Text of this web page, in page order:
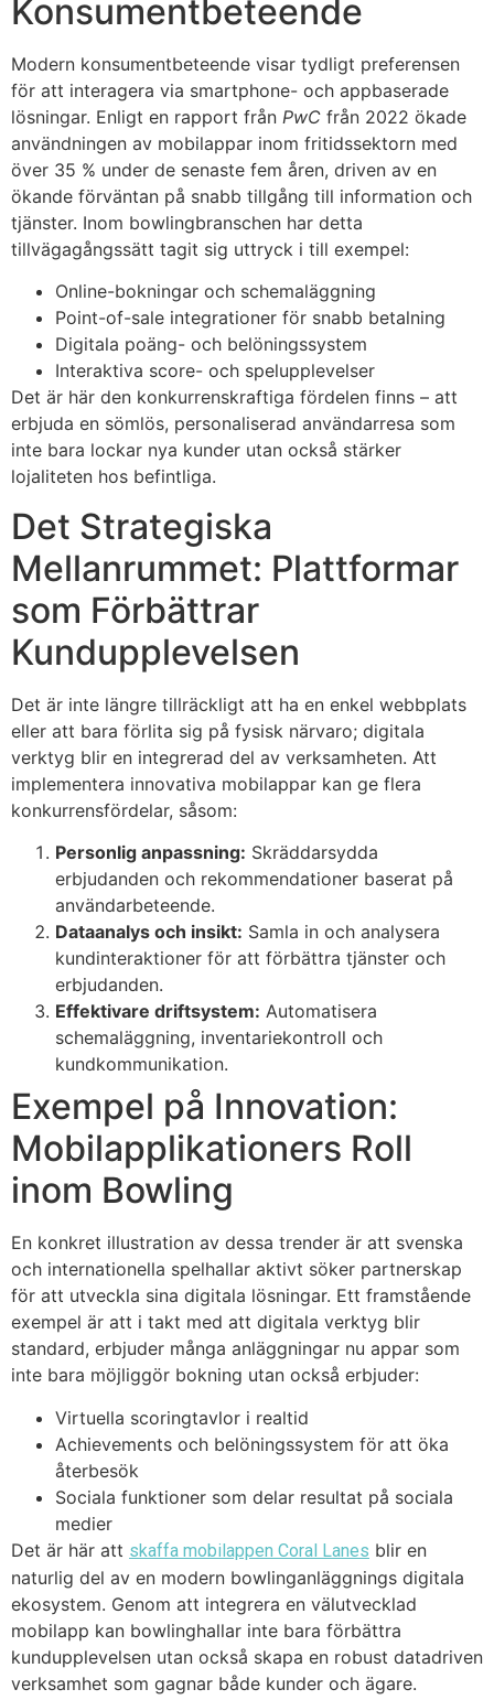
Konsumentbeteende
Modern konsumentbeteende visar tydligt preferensen
för att interagera via smartphone- och appbaserade
lösningar. Enligt en rapport från PwC från 2022 ökade
användningen av mobilappar inom fritidssektorn med
över 35 % under de senaste fem åren, driven av en
ökande förväntan på snabb tillgång till information och
tjänster. Inom bowlingbranschen har detta
tillvägagångssätt tagit sig uttryck i till exempel:
Online-bokningar och schemaläggning
Point-of-sale integrationer för snabb betalning
Digitala poäng- och belöningssystem
Interaktiva score- och spelupplevelser
Det är här den konkurrenskraftiga fördelen finns – att
erbjuda en sömlös, personaliserad användarresa som
inte bara lockar nya kunder utan också stärker
lojaliteten hos befintliga.
Det Strategiska
Mellanrummet: Plattformar
som Förbättrar
Kundupplevelsen
Det är inte längre tillräckligt att ha en enkel webbplats
eller att bara förlita sig på fysisk närvaro; digitala
verktyg blir en integrerad del av verksamheten. Att
implementera innovativa mobilappar kan ge flera
konkurrensfördelar, såsom:
Personlig anpassning: Skräddarsydda
erbjudanden och rekommendationer baserat på
användarbeteende.
Dataanalys och insikt: Samla in och analysera
kundinteraktioner för att förbättra tjänster och
erbjudanden.
Effektivare driftsystem: Automatisera
schemaläggning, inventariekontroll och
kundkommunikation.
Exempel på Innovation:
Mobilapplikationers Roll
inom Bowling
En konkret illustration av dessa trender är att svenska
och internationella spelhallar aktivt söker partnerskap
för att utveckla sina digitala lösningar. Ett framstående
exempel är att i takt med att digitala verktyg blir
standard, erbjuder många anläggningar nu appar som
inte bara möjliggör bokning utan också erbjuder:
Virtuella scoringtavlor i realtid
Achievements och belöningssystem för att öka
återbesök
Sociala funktioner som delar resultat på sociala
medier
Det är här att skaffa mobilappen Coral Lanes blir en
naturlig del av en modern bowlinganläggnings digitala
ekosystem. Genom att integrera en välutvecklad
mobilapp kan bowlinghallar inte bara förbättra
kundupplevelsen utan också skapa en robust datadriven
verksamhet som gagnar både kunder och ägare.